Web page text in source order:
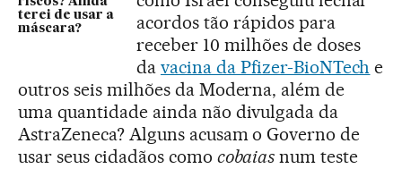
terei de usar a
máscara?
acordos tão rápidos para
receber 10 milhões de doses
da vacina da Pfizer-BioNTech e
outros seis milhões da Moderna, além de
uma quantidade ainda não divulgada da
AstraZeneca? Alguns acusam o Governo de
usar seus cidadãos como cobaias num teste